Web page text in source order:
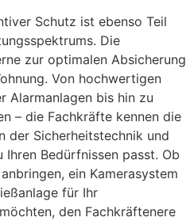
Schutz ist ebenso Teil
Die
zur optimalen Absicherung
Von hochwertigen
Alarmanlagen bis hin zu
– die Fachkräfte kennen die
der Sicherheitstechnik und
Bedürfnissen passt. Ob
ein Kamerasystem
für Ihr
den Fachkräftenere